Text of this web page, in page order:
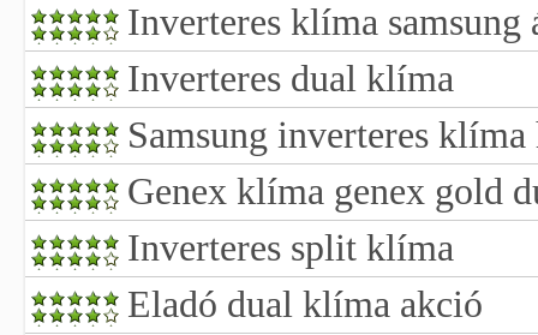
Inverteres klíma samsung
Inverteres dual klíma
Samsung inverteres
Genex klíma genex gold
Inverteres split klíma
Eladó dual klíma akció